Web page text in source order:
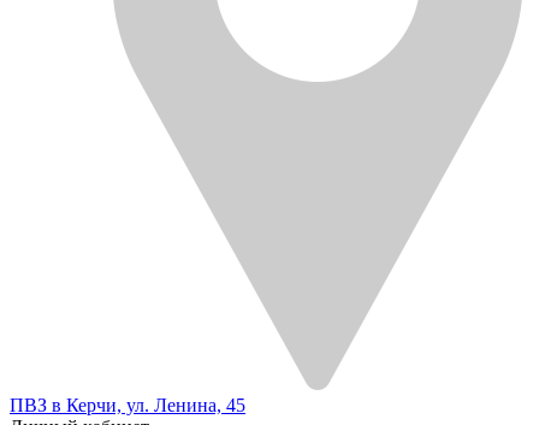
ПВЗ в Керчи, ул. Ленина, 45